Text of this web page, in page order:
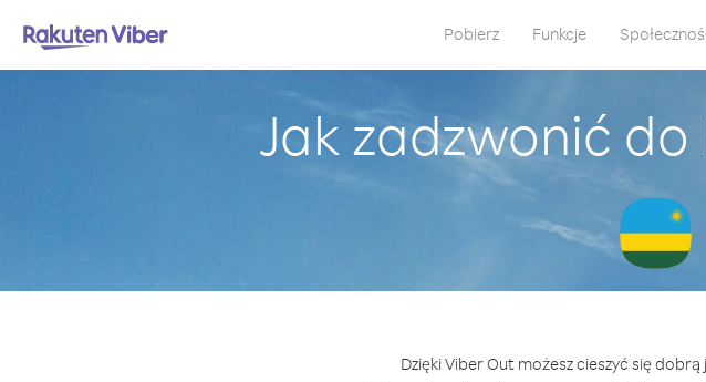
Pobierz Funkcje
Jak zadzwonić
Dzięki Viber Out możesz cieszyć się